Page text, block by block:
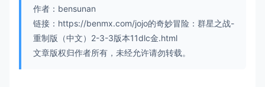
作者：bensunan
链接：https://benmx.com/jojo的奇妙冒险：群星之战-
重制版（中文）2-3-3版本11dlc金.html
文章版权归作者所有，未经允许请勿转载。